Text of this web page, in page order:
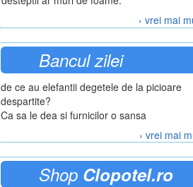
› vrei mai
Bancul zilei
de ce au elefantii degetele de la picioare
despartite?
Ca sa le dea si furnicilor o sansa
› vrei mai
Shop Clopotel.ro